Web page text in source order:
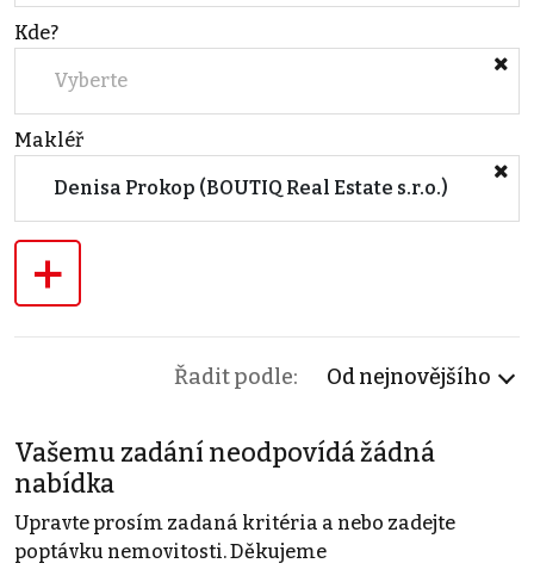
Kde?
Vyberte
Makléř
Denisa Prokop (BOUTIQ Real Estate s.r.o.)
+
Řadit podle: Od nejnovějšího
Vašemu zadání neodpovídá žádná
nabídka
Upravte prosím zadaná kritéria a nebo zadejte
poptávku nemovitosti. Děkujeme